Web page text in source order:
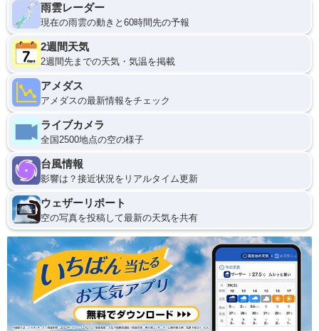
雨雲レーダー
現在の雨雲の動きと60時間先の予報
2週間天気
2週間先までの天気・気温を掲載
アメダス
アメダスの最新情報をチェック
ライブカメラ
全国2500地点の空の様子
台風情報
影響は？接近状況をリアルタイム更新
ウェザーリポート
空の写真を投稿して最新の天気を共有